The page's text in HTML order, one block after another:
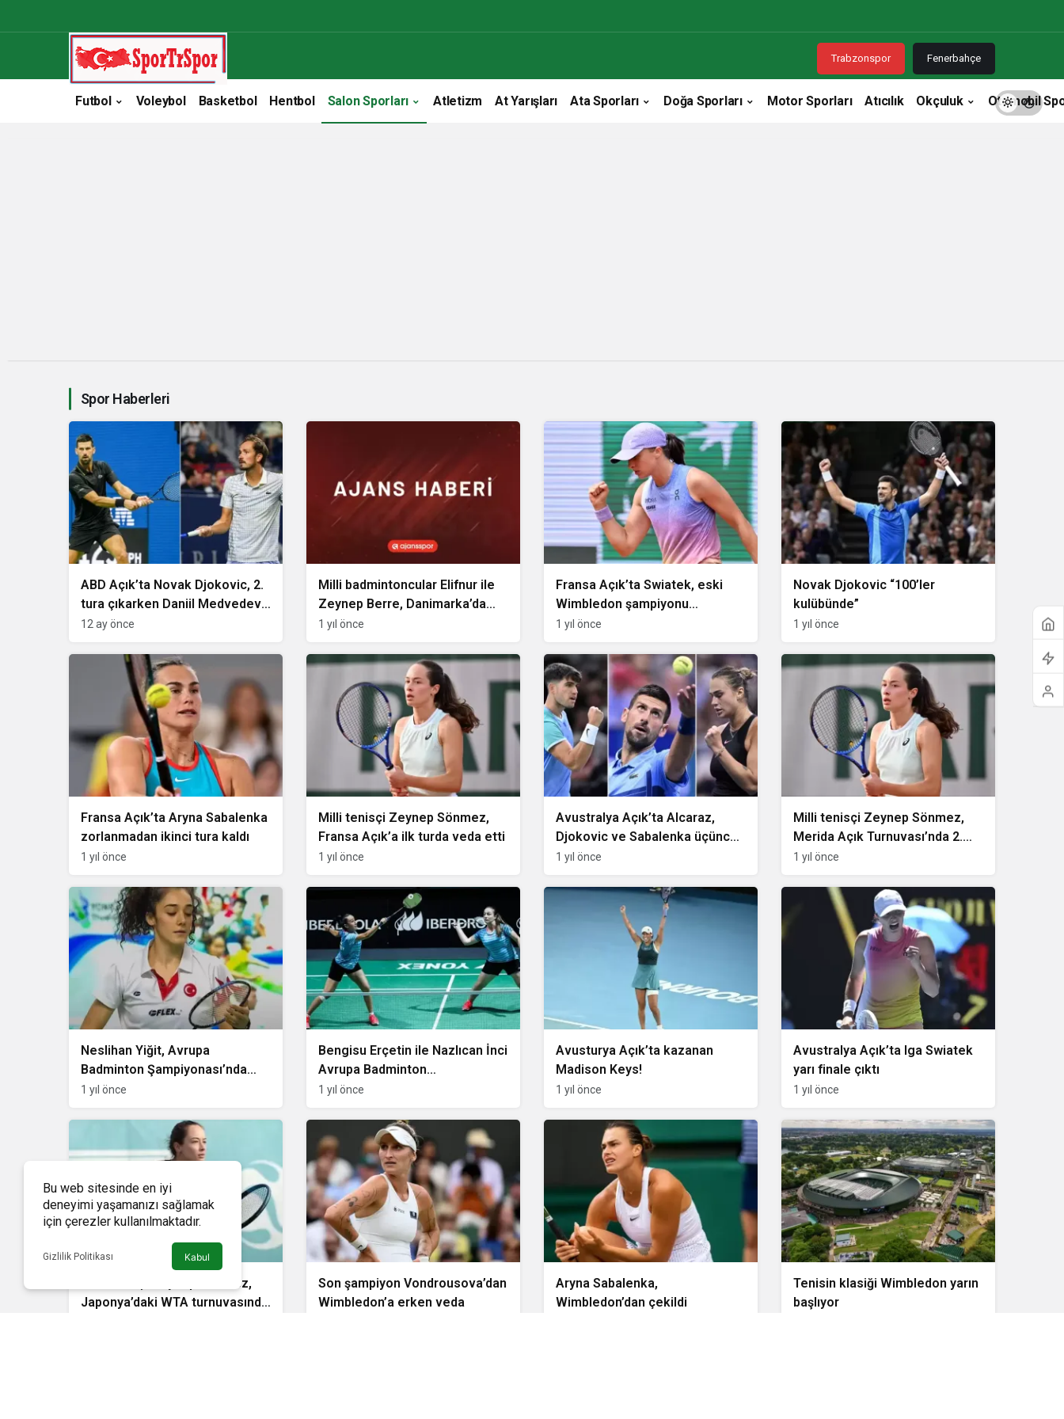
Trabzonspor Fenerbahçe
Futbol Voleybol Basketbol Hentbol Salon Sporları Atletizm At Yarışları Ata Sporları Doğa Sporları Motor Sporları Atıcılık Okçuluk Otomobil
Spor Haberleri
ABD Açık’ta Novak Djokovic, 2.
tura çıkarken Daniil Medvedev
veda etti
12 ay önce
Milli badmintoncular Elifnur ile
Zeynep Berre, Danimarka’da
bronz madalya kazandı
1 yıl önce
Fransa Açık’ta Swiatek, eski
Wimbledon şampiyonu
Rıbakina’yı eleyerek çeyrek
1 yıl önce
Novak Djokovic “100’ler
kulübünde”
1 yıl önce
Fransa Açık’ta Aryna Sabalenka
zorlanmadan ikinci tura kaldı
1 yıl önce
Milli tenisçi Zeynep Sönmez,
Fransa Açık’a ilk turda veda etti
1 yıl önce
Avustralya Açık’ta Alcaraz,
Djokovic ve Sabalenka üçüncü
tura çıktı
1 yıl önce
Milli tenisçi Zeynep Sönmez,
Merida Açık Turnuvası’nda 2.
tura çıktı
1 yıl önce
Neslihan Yiğit, Avrupa
Badminton Şampiyonası’nda
yarı finalde
1 yıl önce
Bengisu Erçetin ile Nazlıcan İnci
Avrupa Badminton
Şampiyonası’nda ikinci yurda
1 yıl önce
Avusturya Açık’ta kazanan
Madison Keys!
1 yıl önce
Avustralya Açık’ta Iga Swiatek
yarı finale çıktı
1 yıl önce
Milli tenisçi Zeynep Sönmez,
Japonya’daki WTA turnuvasında
Son şampiyon Vondrousova’dan
Wimbledon’a erken veda
Aryna Sabalenka,
Wimbledon’dan çekildi
Tenisin klasiği Wimbledon yarın
başlıyor
Bu web sitesinde en iyi
deneyimi yaşamanızı sağlamak
için çerezler kullanılmaktadır.
Gizlilik Politikası Kabul